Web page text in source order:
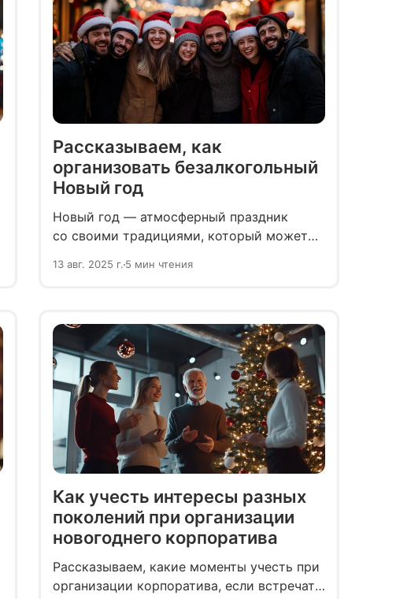
Рассказываем, как
организовать безалкогольный
Новый год
Новый год — атмосферный праздник
со своими традициями, который может
13 авг. 2025 г.5 мин чтения
Как учесть интересы разных
поколений при организации
новогоднего корпоратива
Рассказываем, какие моменты учесть при
организации корпоратива, если встречать